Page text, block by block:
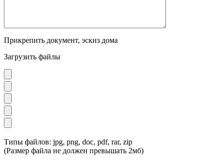
Прикрепить документ, эскиз дома
Загрузить файлы
Типы файлов: jpg, png, doc, pdf, rar, zip
(Размер файла не должен превышать 2мб)